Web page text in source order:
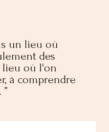
un lieu où
des
lieu où l'on
à comprendre